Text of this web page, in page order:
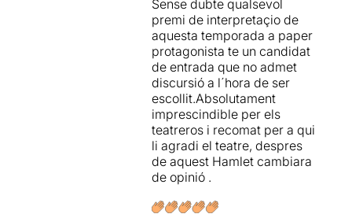
passat volant, això és un bon
senyal.
El públic dempeus hem
aplaudit amb ganes. Els
actors han sortit, una i
altravegada a saludar. Ha
estat una obra de teatre que
no oblidaré mai.
No us puc animar a anar-hi,
ja que les entrades estan
exhaurides. Però estic
Sense dubte qualsevol
premi de interpretaçio de
aquesta temporada a paper
protagonista te un candidat
de entrada que no admet
discursió a l´hora de ser
escollit.Absolutament
imprescindible per els
teatreros i recomat per a qui
li agradi el teatre, despres
de aquest Hamlet cambiara
de opinió .